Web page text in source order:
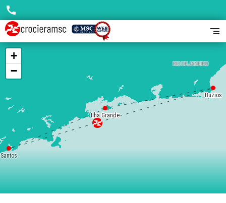
Santos
Buzios
Ilha Grande
+
−
call
segment